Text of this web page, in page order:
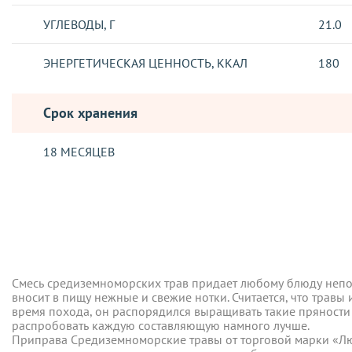
УГЛЕВОДЫ, Г 21.0
ЭНЕРГЕТИЧЕСКАЯ ЦЕННОСТЬ, ККАЛ 180
Срок хранения
18 МЕСЯЦЕВ
Смесь средиземноморских трав придает любому блюду
вносит в пищу нежные и свежие нотки. Считается, что
Приправа Средиземноморские травы от торговой марки
приготовления пиццы, омлета, лазаньи, рыбы, птицы,
ступке или в руках. Так аромат трав полностью раскроется.
Бесплатно при оформлении заказа на сумму от 2500 грн.*!
осуществляется в течение 5-ти дней с момента
Укрпочта - заказ отправляется только по полной
Смесь средиземноморских трав придает любому блюду
вносит в пищу нежные и свежие нотки. Считается, что
время похода, он распорядился выращивать такие
распробовать каждую составляющую намного лучше.
Приправа Средиземноморские травы от торговой марки